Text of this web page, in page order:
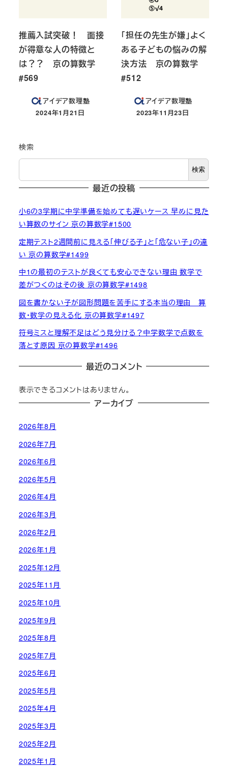
推薦入試突破！ 面接
が得意な人の特徴と
は？？ 京の算数学
#569
アイデア数理塾
投稿日
2024年1月21日
「担任の先生が嫌」よく
ある子どもの悩みの解
決方法 京の算数学
#512
アイデア数理塾
投稿日
2023年11月23日
検索
検索
最近の投稿
小6の3学期に中学準備を始めても遅いケース 早めに見た
い算数のサイン 京の算数学#1500
定期テスト2週間前に見える「伸びる子」と「危ない子」の違
い 京の算数学#1499
中1の最初のテストが良くても安心できない理由 数学で
差がつくのはその後 京の算数学#1498
図を書かない子が図形問題を苦手にする本当の理由 算
数・数学の見える化 京の算数学#1497
符号ミスと理解不足はどう見分ける？中学数学で点数を
落とす原因 京の算数学#1496
最近のコメント
表示できるコメントはありません。
アーカイブ
2026年8月
2026年7月
2026年6月
2026年5月
2026年4月
2026年3月
2026年2月
2026年1月
2025年12月
2025年11月
2025年10月
2025年9月
2025年8月
2025年7月
2025年6月
2025年5月
2025年4月
2025年3月
2025年2月
2025年1月